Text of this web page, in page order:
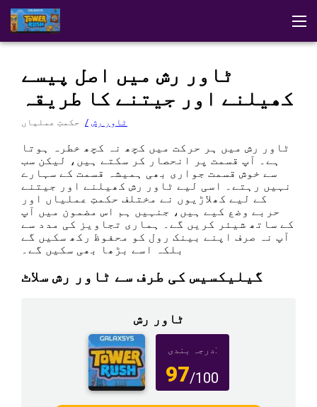
دیگر گلیکسیس کے کھیل
کیسینو میں کھیلیں
ٹاور رش میں اصل پیسے
کھیلنے اور جیتنے کا طریقہ
ٹاور رش حکمتِ عملیاں
ٹاور رش میں ہر حرکت میں کچھ نہ کچھ خطرہ ہوتا
ہے۔ آپ قسمت پر انحصار کر سکتے ہیں، لیکن سب
سے خوش قسمت جواری بھی ہمیشہ قسمت کے سہارے
نہیں رہتے۔ اسی لیے ٹاور رش کھیلنے اور جیتنے
کے لیے کھلاڑیوں نے مختلف حکمتِ عملیاں اور
حربے وضع کیے ہیں، جنہیں ہم اس مضمون میں آپ
کے ساتھ شیئر کریں گے۔ ہماری تجاویز کی مدد سے
آپ نہ صرف اپنے بینک رول کو محفوظ رکھ سکیں گے
بلکہ اسے بڑھا بھی سکیں گے۔
گیلیکسیس کی طرف سے ٹاور رش سلاٹ
ٹاور رش
درجہ بندی:
97/100